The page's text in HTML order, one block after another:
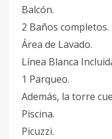
Balcón.
2 Baños completos.
Área de Lavado.
Línea Blanca
1 Parqueo.
Además, la torre
Piscina.
Picuzzi.